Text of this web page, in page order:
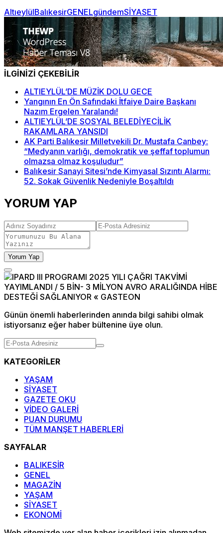
AltıeylülBalıkesirGENELgündemSİYASET
İLGİNİZİ ÇEKEBİLİR
ALTIEYLÜL’DE MÜZİK DOLU GECE
Yangının En Ön Safındaki İtfaiye Daire Başkanı
Nazım Ergelen Yaralandı!
ALTIEYLÜL’DE SOSYAL BELEDİYECİLİK
RAKAMLARA YANSIDI
AK Parti Balıkesir Milletvekili Dr. Mustafa Canbey:
“Medyanın varlığı, demokratik ve şeffaf toplumun
olmazsa olmaz koşuludur”
Balıkesir Sanayi Sitesi’nde Kimyasal Sızıntı Alarmı:
52. Sokak Güvenlik Nedeniyle Boşaltıldı
YORUM YAP
Yorum Yap
Günün önemli haberlerinden anında bilgi sahibi olmak
istiyorsanız eğer haber bültenine üye olun.
KATEGORİLER
YAŞAM
SİYASET
GAZETE OKU
VİDEO GALERİ
PUAN DURUMU
TÜM MANŞET HABERLERİ
SAYFALAR
BALIKESİR
GENEL
MAGAZİN
YAŞAM
SİYASET
EKONOMİ